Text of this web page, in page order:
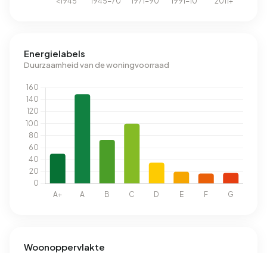
Energielabels
Duurzaamheid van de woningvoorraad
Woonoppervlakte